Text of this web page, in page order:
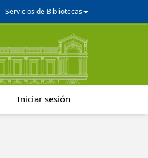
Servicios de Bibliotecas
Iniciar sesión